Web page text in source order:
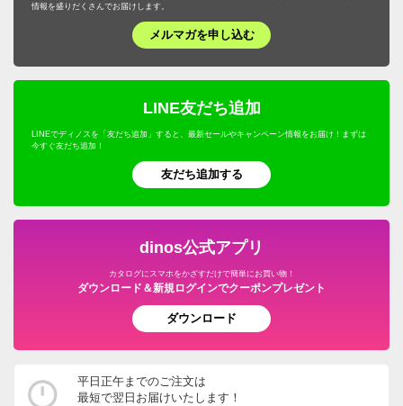
情報を盛りだくさんでお届けします。
メルマガを申し込む
LINE友だち追加
LINEでディノスを「友だち追加」すると、最新セールやキャンペーン情報をお届け！まずは
今すぐ友だち追加！
友だち追加する
dinos公式アプリ
カタログにスマホをかざすだけで簡単にお買い物！
ダウンロード＆新規ログインでクーポンプレゼント
ダウンロード
平日正午までのご注文は
最短で翌日お届けいたします！